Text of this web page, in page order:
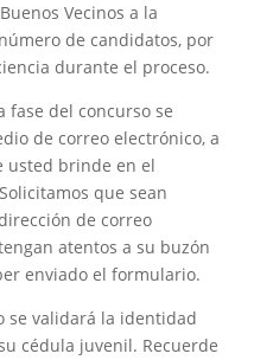
Vecinos a la
de candidatos, por
durante el proceso.
fase del concurso se
de correo electrónico, a
usted brinde en el
que sean
de correo
atentos a su buzón
enviado el formulario.
se validará la identidad
cédula juvenil. Recuerde